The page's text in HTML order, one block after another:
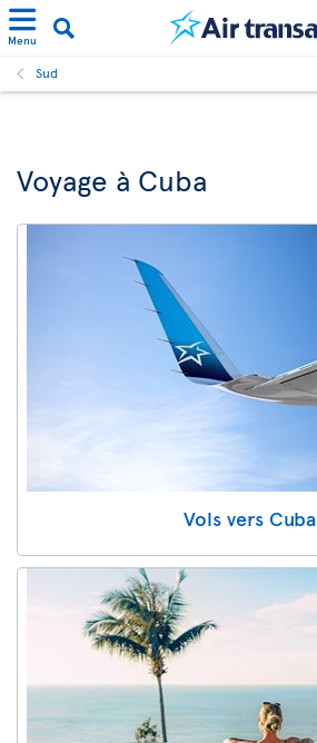
Menu
Sud
Voyage à Cuba
Vols vers Cuba